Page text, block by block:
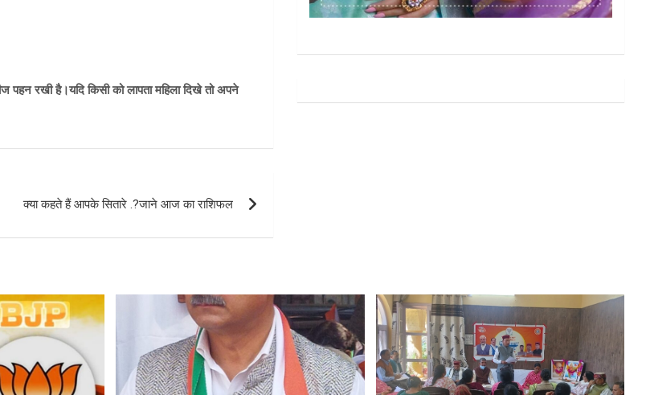
पहन रखी है।यदि किसी को लापता महिला दिखे तो अपने
क्या कहते हैं आपके सितारे .?जाने आज का राशिफल